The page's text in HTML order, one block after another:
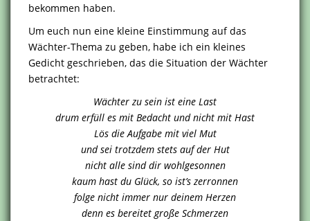
bekommen haben.
Um euch nun eine kleine Einstimmung auf das
Wächter-Thema zu geben, habe ich ein kleines
Gedicht geschrieben, das die Situation der Wächter
betrachtet:
Wächter zu sein ist eine Last
drum erfüll es mit Bedacht und nicht mit Hast
Lös die Aufgabe mit viel Mut
und sei trotzdem stets auf der Hut
nicht alle sind dir wohlgesonnen
kaum hast du Glück, so ist’s zerronnen
folge nicht immer nur deinem Herzen
denn es bereitet große Schmerzen